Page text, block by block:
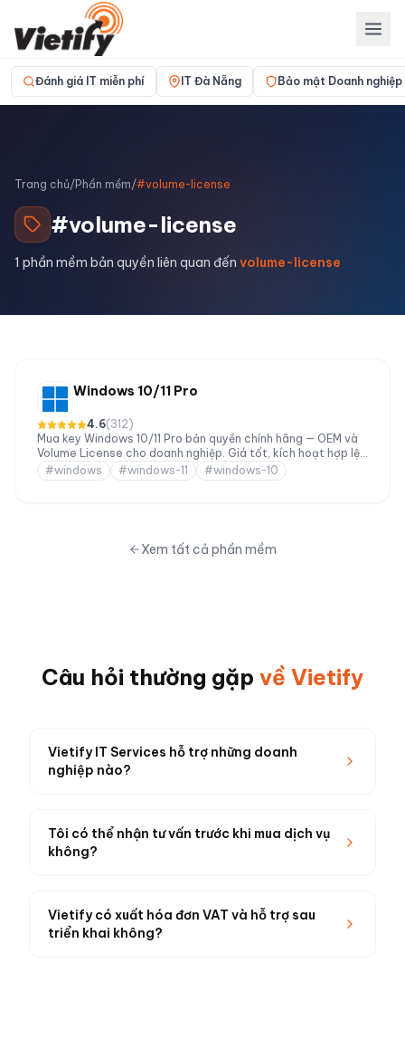
Đánh giá IT miễn phí IT Đà Nẵng Bảo mật Doanh nghiệp
Trang chủ/Phần mềm/#volume-license
#volume-license
1 phần mềm bản quyền liên quan đến volume-license
Windows 10/11 Pro
4.6(312)
Mua key Windows 10/11 Pro bản quyền chính hãng — OEM và
Volume License cho doanh nghiệp. Giá tốt, kích hoạt hợp lệ,
hỗ trợ domain join và BitLocker.
#windows #windows-11 #windows-10
Xem tất cả phần mềm
Câu hỏi thường gặp về Vietify
Vietify IT Services hỗ trợ những doanh
nghiệp nào?
Tôi có thể nhận tư vấn trước khi mua dịch vụ
không?
Vietify có xuất hóa đơn VAT và hỗ trợ sau
triển khai không?